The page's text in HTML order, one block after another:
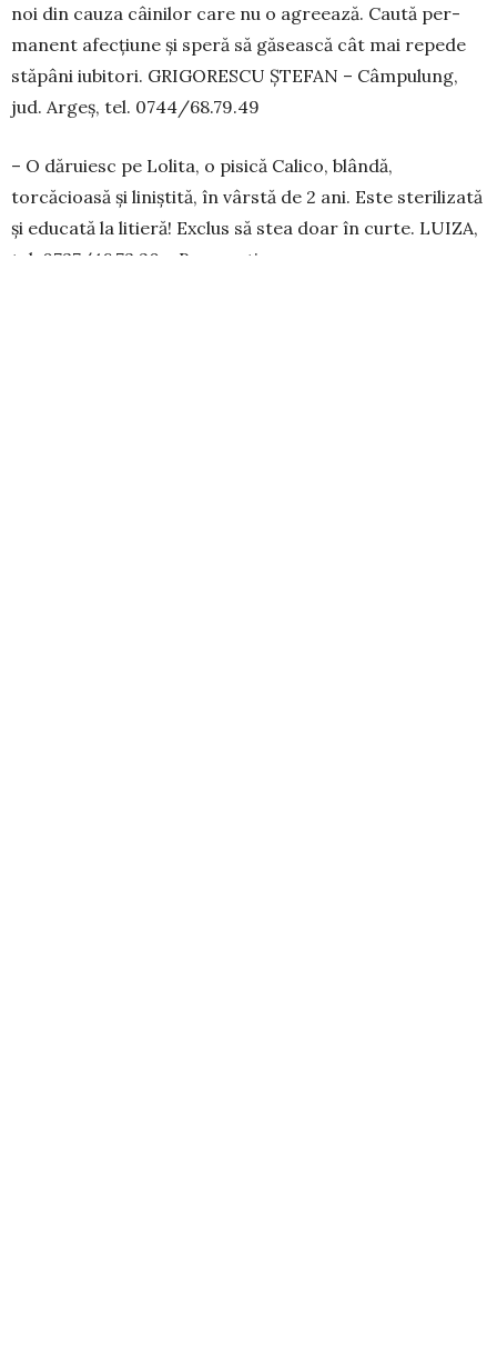
noi din cauza câinilor care nu o agreează. Ca­ută per­
ma­­nent afecțiune și speră să găsească cât mai re­pede
stăpâni iubitori. GRI­GO­RESCU ȘTE­FAN – Câmpulung,
jud. Argeș, tel. 0744/68.79.49
– O dăruiesc pe Lolita, o pisică Ca­li­co, blân­dă,
torcăcioasă și liniștită, în vârs­tă de 2 ani. Este sterilizată
și edu­cată la litieră! Exclus să stea doar în curte. LUIZA,
tel. 0737/46.73.20 – Bucu­rești